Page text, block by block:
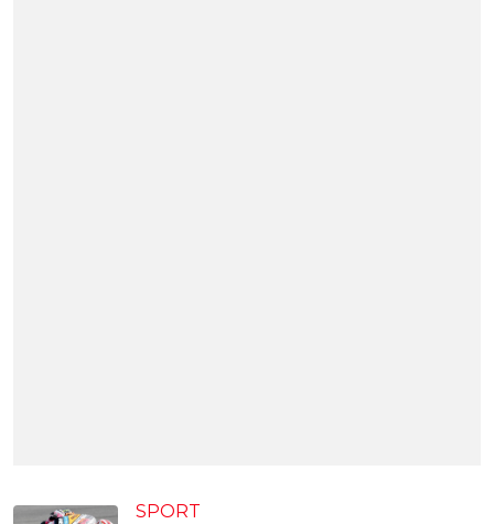
SPORT